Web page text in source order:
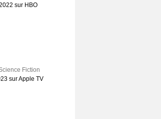
sur HBO
Fiction
sur Apple TV